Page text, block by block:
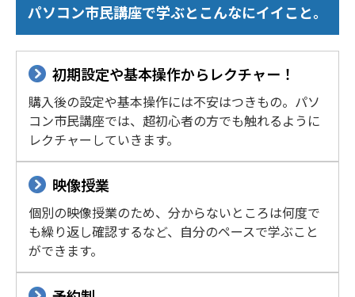
パソコン市民講座で学ぶとこんなにイイこと。
初期設定や基本操作からレクチャー！
購入後の設定や基本操作には不安はつきもの。パソ
コン市民講座では、超初心者の方でも触れるように
レクチャーしていきます。
映像授業
個別の映像授業のため、分からないところは何度で
も繰り返し確認するなど、自分のペースで学ぶこと
ができます。